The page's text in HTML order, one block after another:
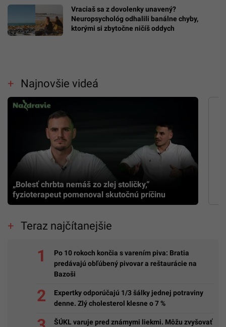
Vraciaš sa z dovolenky unavený?
Neuropsychológ odhalili banálne chyby,
ktorými si zbytočne ničíš oddych
Najnovšie videá
„Bolesť chrbta nemáš zo zlej stoličky,”
fyzioterapeut pomenoval skutočnú príčinu
Teraz najčítanejšie
Po 10 rokoch končia s varením piva: Bratia
predávajú obľúbený pivovar a reštaurácie na
Bazoši
Expertky odporúčajú 1/3 šálky jednej potraviny
denne. Zlý cholesterol klesne o 7 %
ŠÚKL varuje pred známymi liekmi. Môžu zvyšovať